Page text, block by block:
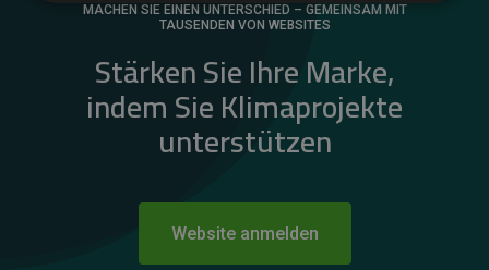
MACHEN SIE EINEN UNTERSCHIED – GEMEINSAM MIT
TAUSENDEN VON WEBSITES
Stärken Sie Ihre Marke,
indem Sie Klimaprojekte
unterstützen
Website anmelden